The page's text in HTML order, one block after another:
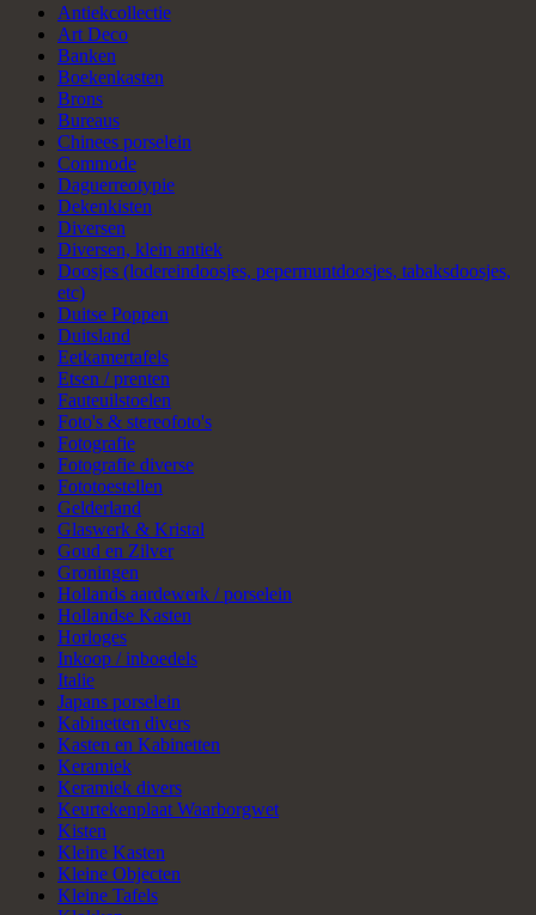
Antiekcollectie
Art Deco
Banken
Boekenkasten
Brons
Bureaus
Chinees porselein
Commode
Daguerreotypie
Dekenkisten
Diversen
Diversen, klein antiek
Doosjes (lodereindoosjes, pepermuntdoosjes, tabaksdoosjes,
etc)
Duitse Poppen
Duitsland
Eetkamertafels
Etsen / prenten
Fauteuilstoelen
Foto's & stereofoto's
Fotografie
Fotografie diverse
Fototoestellen
Gelderland
Glaswerk & Kristal
Goud en Zilver
Groningen
Hollands aardewerk / porselein
Hollandse Kasten
Horloges
Inkoop / inboedels
Italie
Japans porselein
Kabinetten divers
Kasten en Kabinetten
Keramiek
Keramiek divers
Keurtekenplaat Waarborgwet
Kisten
Kleine Kasten
Kleine Objecten
Kleine Tafels